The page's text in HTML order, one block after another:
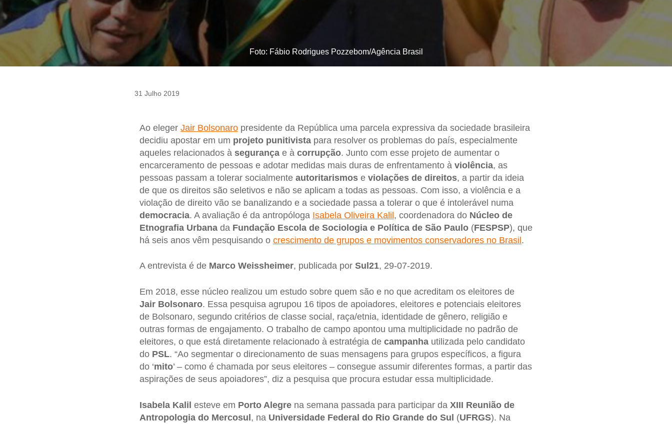
Foto: Fábio Rodrigues Pozzebom/Agência Brasil
31 Julho 2019
Ao eleger Jair Bolsonaropresidente da República uma parcela expressiva da sociedade brasileira
decidiu apostar em um projeto punitivistapara resolver os problemas do país, especialmente
aqueles relacionados à segurançae à corrupção. Junto com esse projeto de aumentar o
encarceramento de pessoas e adotar medidas mais duras de enfrentamento à violência, as
pessoas passam a tolerar socialmente autoritarismose violações de direitos, a partir da ideia
de que os direitos são seletivos e não se aplicam a todas as pessoas. Com isso, a violência e a
violação de direito vão se banalizando e a sociedade passa a tolerar o que é intolerável numa
democracia. A avaliação é da antropóloga Isabela Oliveira Kalil, coordenadora do Núcleo de
Etnografia Urbanada Fundação Escola de Sociologia e Política de São Paulo(FESPSP), que
há seis anos vêm pesquisando o crescimento de grupos e movimentos conservadores no Brasil.
A entrevista é de Marco Weissheimer, publicada por Sul21, 29-07-2019.
Em 2018, esse núcleo realizou um estudo sobre quem são e no que acreditam os eleitores de
Jair Bolsonaro. Essa pesquisa agrupou 16 tipos de apoiadores, eleitores e potenciais eleitores
de Bolsonaro, segundo critérios de classe social, raça/etnia, identidade de gênero, religião e
outras formas de engajamento. O trabalho de campo apontou uma multiplicidade no padrão de
eleitores, o que está diretamente relacionado à estratégia de campanhautilizada pelo candidato
do PSL. “Ao segmentar o direcionamento de suas mensagens para grupos específicos, a figura
do ‘mito’ – como é chamada por seus eleitores – consegue assumir diferentes formas, a partir das
aspirações de seus apoiadores”, diz a pesquisa que procura estudar essa multiplicidade.
Isabela Kalil esteve em Porto Alegrena semana passada para participar da XIII Reunião de
Antropologia do Mercosul, na Universidade Federal do Rio Grande do Sul (UFRGS). Na